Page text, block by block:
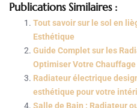
Publications Similaires :
Tout savoir sur le sol en
Esthétique
Guide Complet sur les
Optimiser Votre Chauffage
Radiateur électrique
esthétique pour votre
Salle de Bain : Radiateur